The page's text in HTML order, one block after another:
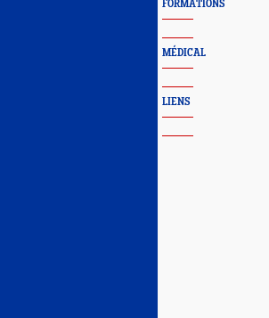
FORMATIONS
MÉDICAL
LIENS